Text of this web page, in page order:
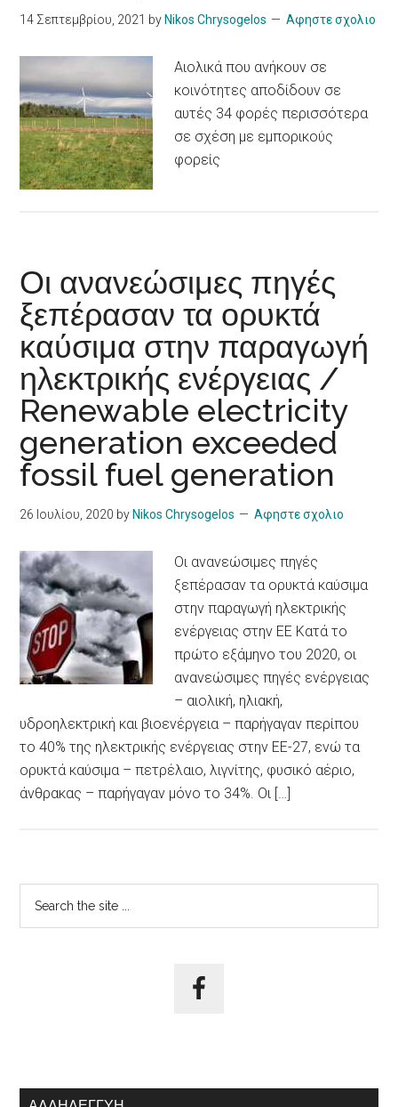
14 Σεπτεμβρίου, 2021 by Nikos Chrysogelos Αφηστε σχολιο
Αιολικά που ανήκουν σε
κοινότητες αποδίδουν σε
αυτές 34 φορές περισσότερα
σε σχέση με εμπορικούς
φορείς
Οι ανανεώσιμες πηγές
ξεπέρασαν τα ορυκτά
καύσιμα στην παραγωγή
ηλεκτρικής ενέργειας /
Renewable electricity
generation exceeded
fossil fuel generation
26 Ιουλίου, 2020 by Nikos Chrysogelos Αφηστε σχολιο
Οι ανανεώσιμες πηγές
ξεπέρασαν τα ορυκτά καύσιμα
στην παραγωγή ηλεκτρικής
ενέργειας στην ΕΕ Κατά το
πρώτο εξάμηνο του 2020, οι
ανανεώσιμες πηγές ενέργειας
– αιολική, ηλιακή,
υδροηλεκτρική και βιοενέργεια – παρήγαγαν περίπου
το 40% της ηλεκτρικής ενέργειας στην ΕΕ-27, ενώ τα
ορυκτά καύσιμα – πετρέλαιο, λιγνίτης, φυσικό αέριο,
άνθρακας – παρήγαγαν μόνο το 34%. Οι […]
Αρχική
Πλευρική